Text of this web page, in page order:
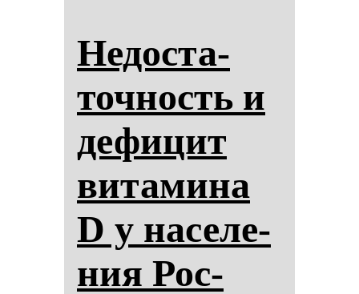
Не­дос­та­
точ­ность и
де­фи­цит
ви­та­ми­на
D у на­се­ле­
ния Рос­